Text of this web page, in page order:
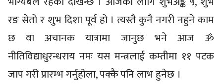
रङ सेतो र शुभ दिशा पूर्व हो । त्यस्तै कुनै नगरी नहुने काम
छ वा अचानक यात्रामा जानुछ भने आज ॐ
नीतिविद्याधुरन्धराय नमः यस मन्त्रलाई कम्तीमा ११ पटक
जाप गरी प्रारम्भ गर्नुहोला, पक्कै पनि लाभ हुनेछ ।